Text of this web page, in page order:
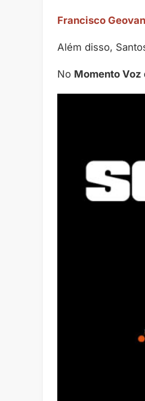
Francisco
Além disso,
No Momento Voz